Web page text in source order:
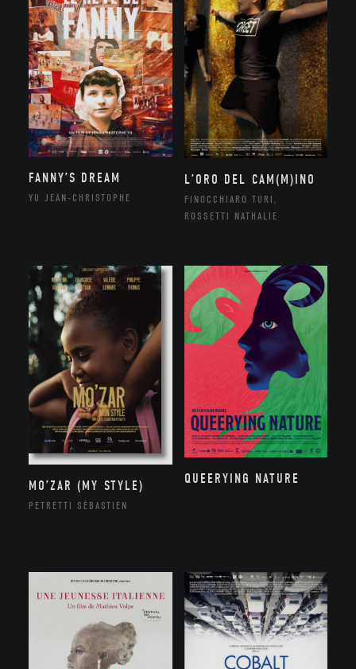
FANNY’S DREAM
YU JEAN-CHRISTOPHE
L’ORO DEL CAM(M)INO
FINOCCHIARO TURI,
ROSSETTI NATHALIE
MO’ZAR (MY STYLE)
PETRETTI SÉBASTIEN
QUEERYING NATURE